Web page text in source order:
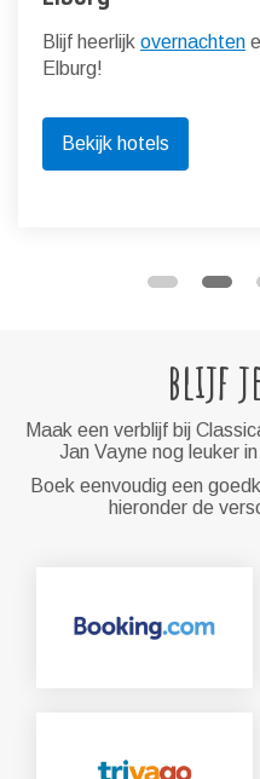
Blijf heerlijk overnachten
Elburg!
Bekijk hotels
blijf
Maak een verblijf bij
Jan Vayne nog leuker
Boek eenvoudig een
hieronder de